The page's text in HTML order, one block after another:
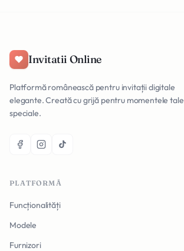
Invitatii Online
Platformă românească pentru invitații digitale
elegante. Creată cu grijă pentru momentele tale
speciale.
PLATFORMĂ
Funcționalități
Modele
Furnizori